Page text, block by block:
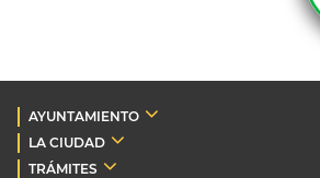
AYUNTAMIENTO
LA CIUDAD
TRÁMITES